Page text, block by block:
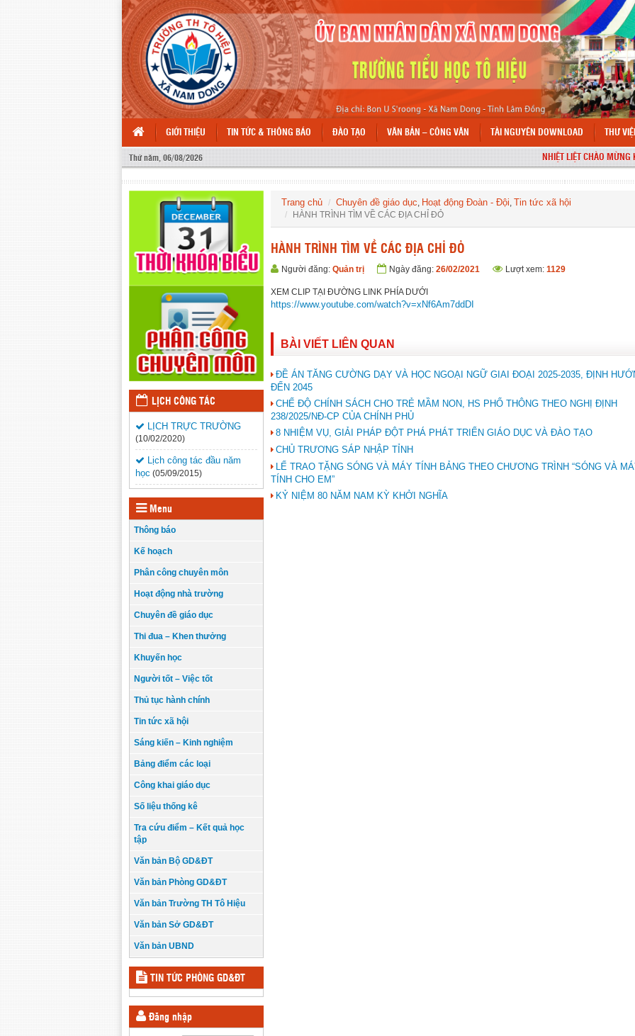
GIỚI THIỆU TIN TỨC & THÔNG BÁO ĐÀO TẠO VĂN BẢN – CÔNG VĂN TÀI NGUYÊN DOWNLOAD THƯ
Thứ năm, 06/08/2026 NHIỆT LIỆT CHÀO MỪNG KỶ
LỊCH CÔNG TÁC
LỊCH TRỰC TRƯỜNG
(10/02/2020)
Lịch công tác đầu năm
học (05/09/2015)
Menu
Thông báo
Kế hoạch
Phân công chuyên môn
Hoạt động nhà trường
Chuyên đề giáo dục
Thi đua – Khen thưởng
Khuyến học
Người tốt – Việc tốt
Thủ tục hành chính
Tin tức xã hội
Sáng kiến – Kinh nghiệm
Bảng điểm các loại
Công khai giáo dục
Số liệu thống kê
Tra cứu điểm – Kết quả học
tập
Văn bản Bộ GD&ĐT
Văn bản Phòng GD&ĐT
Văn bản Trường TH Tô Hiệu
Văn bản Sở GD&ĐT
Văn bản UBND
TIN TỨC PHÒNG GD&ĐT
Đăng nhập
Trang chủ Chuyên đề giáo dục Hoạt động Đoàn - Đội Tin tức xã hội
HÀNH TRÌNH TÌM VỀ CÁC ĐỊA CHỈ ĐỎ
HÀNH TRÌNH TÌM VỀ CÁC ĐỊA CHỈ ĐỎ
Người đăng: Quản trị Ngày đăng: 26/02/2021 Lượt xem: 1129
XEM CLIP TẠI ĐƯỜNG LINK PHÍA DƯỚI
https://www.youtube.com/watch?v=xNf6Am7ddDI
BÀI VIẾT LIÊN QUAN
ĐỀ ÁN TĂNG CƯỜNG DẠY VÀ HỌC NGOẠI NGỮ GIAI ĐOẠI 2025-2035, ĐỊNH
ĐẾN 2045
CHẾ ĐỘ CHÍNH SÁCH CHO TRẺ MẦM NON, HS PHỔ THÔNG THEO NGHỊ ĐỊNH
238/2025/NĐ-CP CỦA CHÍNH PHỦ
8 NHIỆM VỤ, GIẢI PHÁP ĐỘT PHÁ PHÁT TRIỂN GIÁO DỤC VÀ ĐÀO TẠO
CHỦ TRƯƠNG SÁP NHẬP TỈNH
LẾ TRAO TẶNG SÓNG VÀ MÁY TÍNH BẢNG THEO CHƯƠNG TRÌNH “SÓNG VÀ
TÍNH CHO EM”
KỶ NIỆM 80 NĂM NAM KỲ KHỞI NGHĨA